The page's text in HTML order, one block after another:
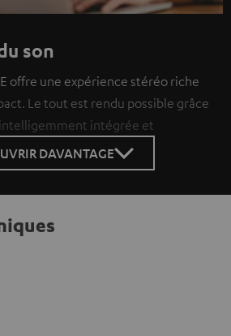
son
offre une expérience stéréo riche
Le tout est rendu possible grâce
intégrée et
DAVANTAGE